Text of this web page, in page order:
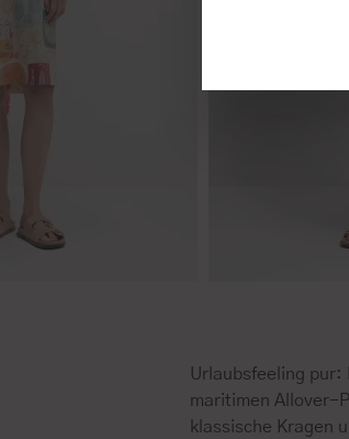
Urlaubsfeeling pur:
maritimen Allover-
klassische Kragen